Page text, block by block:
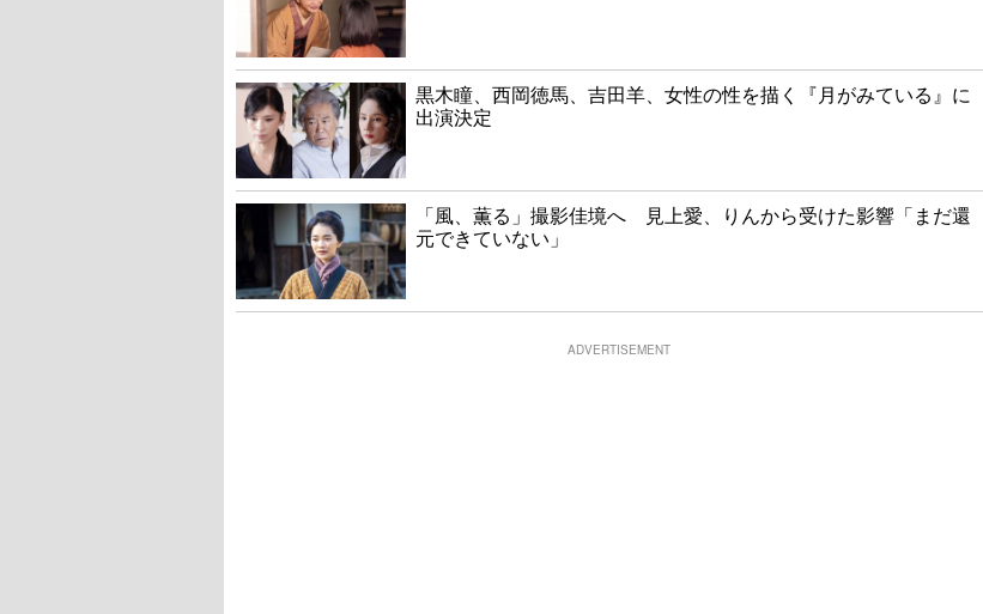
黒木瞳、西岡徳馬、吉田羊、女性の性を描く『月がみている』に
出演決定
「風、薫る」撮影佳境へ 見上愛、りんから受けた影響「まだ還
元できていない」
ADVERTISEMENT